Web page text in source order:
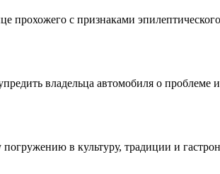
с признаками
владельца автомобиля о проблеме
в культуру, традиции и